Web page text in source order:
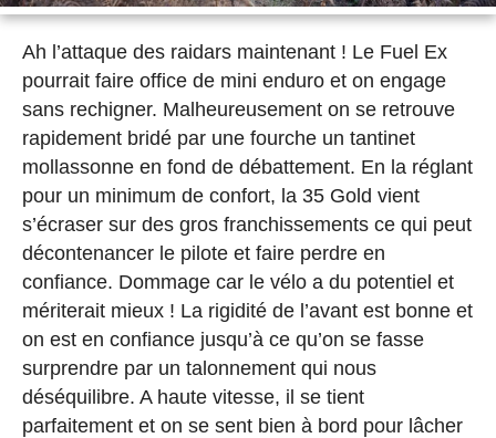
Ah l’attaque des raidars maintenant ! Le Fuel Ex
pourrait faire office de mini enduro et on engage
sans rechigner. Malheureusement on se retrouve
rapidement bridé par une fourche un tantinet
mollassonne en fond de débattement. En la réglant
pour un minimum de confort, la 35 Gold vient
s’écraser sur des gros franchissements ce qui peut
décontenancer le pilote et faire perdre en
confiance. Dommage car le vélo a du potentiel et
mériterait mieux ! La rigidité de l’avant est bonne et
on est en confiance jusqu’à ce qu’on se fasse
surprendre par un talonnement qui nous
déséquilibre. A haute vitesse, il se tient
parfaitement et on se sent bien à bord pour lâcher